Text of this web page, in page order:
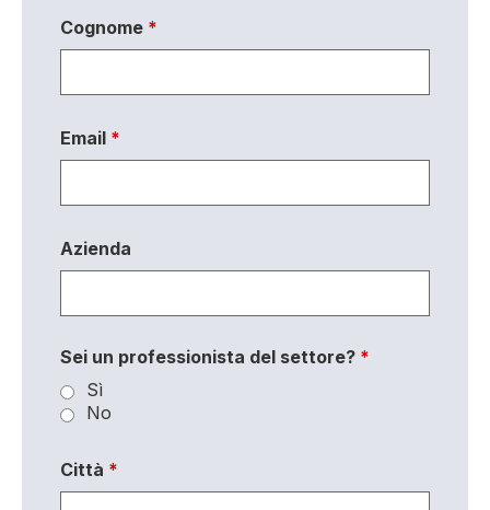
Cognome *
Email *
Azienda
Sei un professionista del settore? *
Sì
No
Città *